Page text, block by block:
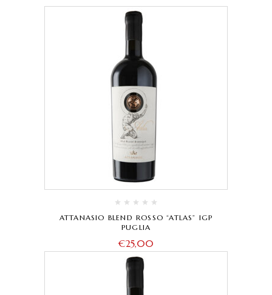
ATTANASIO BLEND ROSSO “ATLAS” IGP
PUGLIA
€25,00